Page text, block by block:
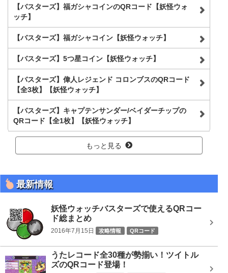
【バスターズ】福ガシャコインのQRコード【妖怪ウォ
ッチ】
【バスターズ】福ガシャコイン【妖怪ウォッチ】
【バスターズ】5つ星コイン【妖怪ウォッチ】
【バスターズ】偉人レジェンド コロンブスのQRコード
【全3枚】【妖怪ウォッチ】
【バスターズ】キャプテンサンダー/ベイダーチップの
QRコード【全1枚】【妖怪ウォッチ】
もっと見る
最新情報
妖怪ウォッチバスターズで使えるQRコー
ド総まとめ
2016年7月15日 攻略情報 QRコード
うたレコード全30種が勢揃い！ツイトル
ズのQRコード登場！